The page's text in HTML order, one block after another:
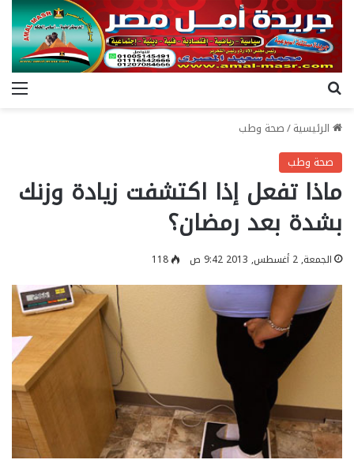
الرئيسية/صحة وطب
صحة وطب
ماذا تفعل إذا اكتشفت زيادة وزنك
بشدة بعد رمضان؟
الجمعة, 2 أغسطس, 2013 9:42 ص 118